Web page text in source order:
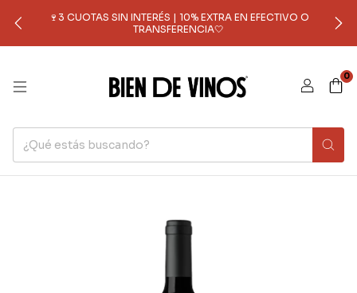
🍷3 CUOTAS SIN INTERÉS | 10% EXTRA EN EFECTIVO O
TRANSFERENCIA🤍
0